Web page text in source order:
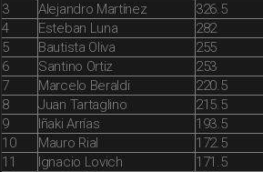
3
Alejandro Martínez 326.5
4
Esteban Luna 282
5
Bautista Oliva 255
6
Santino Ortiz 253
7
Marcelo Beraldi 220.5
8
Juan Tartaglino 215.5
9
Iñaki Arrías 193.5
10
Mauro Rial 172.5
11
Ignacio Lovich 171.5